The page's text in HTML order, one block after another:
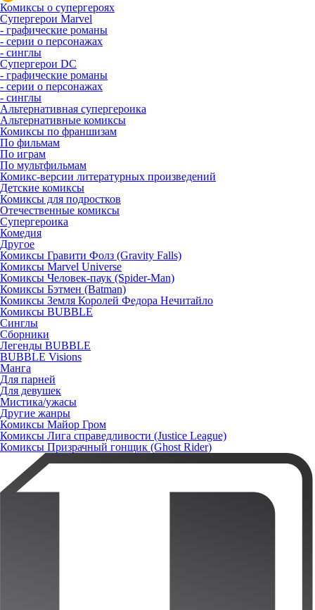
Комиксы о супергероях
Супергерои Marvel
- графические романы
- серии о персонажах
- синглы
Супергерои DC
- графические романы
- серии о персонажах
- синглы
Альтернативная супергероика
Альтернативные комиксы
Комиксы по франшизам
По фильмам
По играм
По мультфильмам
Комикс-версии литературных произведений
Детские комиксы
Комиксы для подростков
Отечественные комиксы
Супергероика
Комедия
Другое
Комиксы Гравити Фолз (Gravity Falls)
Комиксы Marvel Universe
Комиксы Человек-паук (Spider-Man)
Комиксы Бэтмен (Batman)
Комиксы Земля Королей Федора Нечитайло
Комиксы BUBBLE
Синглы
Сборники
Легенды BUBBLE
BUBBLE Visions
Манга
Для парней
Для девушек
Мистика/ужасы
Другие жанры
Комиксы Майор Гром
Комиксы Лига справедливости (Justice League)
Комиксы Призрачный гонщик (Ghost Rider)